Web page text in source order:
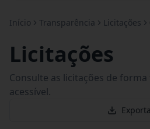
Início Transparência Licitações
Licitações
Consulte as licitações de
acessível.